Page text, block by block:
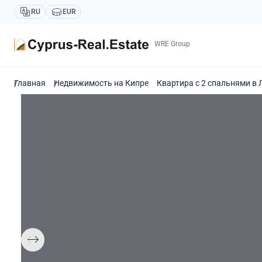
RU EUR
WRE Group
Главная Недвижимость на Кипре Квартира с 2 спальнями